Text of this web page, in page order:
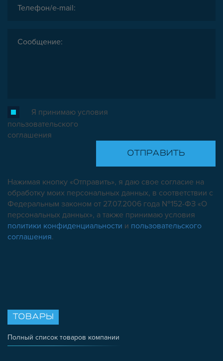
Я принимаю условия
пользовательского
соглашения
Нажимая кнопку «Отправить», я даю свое согласие на
обработку моих персональных данных, в соответствии с
Федеральным законом от 27.07.2006 года №152-ФЗ «О
персональных данных», а также принимаю условия
политики конфиденциальности и пользовательского
соглашения.
ТОВАРЫ
Полный список товаров компании